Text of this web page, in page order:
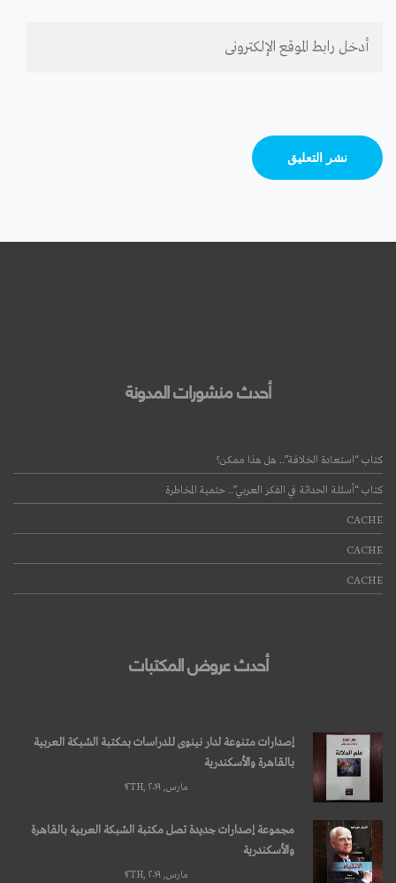
أحدث منشورات المدونة
كتاب “استعادة الخلافة”.. هل هذا ممكن؟
كتاب “أسئلة الحداثة في الفكر العربي”.. حتمية المخاطرة
CACHE
CACHE
CACHE
أحدث عروض المكتبات
إصدارات متنوعة لدار نينوى للدراسات بمكتبة الشبكة العربية
بالقاهرة والأسكندرية
مارس, ۱۲TH, ۲۰۱۹
مجموعة إصدارات جديدة تصل مكتبة الشبكة العربية بالقاهرة
والأسكندرية
مارس, ۱۲TH, ۲۰۱۹